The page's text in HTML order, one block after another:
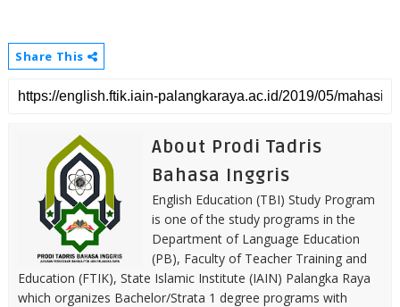
Share This
About Prodi Tadris
Bahasa Inggris
English Education (TBI) Study Program
is one of the study programs in the
Department of Language Education
(PB), Faculty of Teacher Training and
Education (FTIK), State Islamic Institute (IAIN) Palangka Raya
which organizes Bachelor/Strata 1 degree programs with